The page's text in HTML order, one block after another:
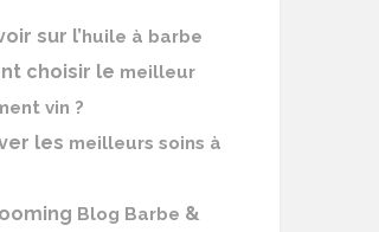
sur l’huile à barbe
choisir le meilleur
vin ?
les meilleurs soins à
Blog Barbe &